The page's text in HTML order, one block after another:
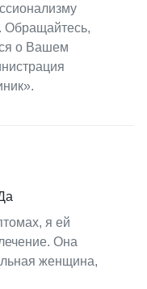
Обращайтесь,
о Вашем
я ей
Она
женщина,